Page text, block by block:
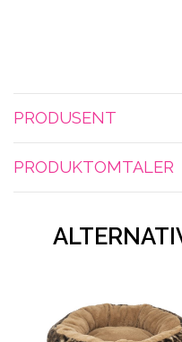
PRODUSENT
PRODUKTOMTALER